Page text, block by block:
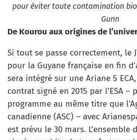
pour éviter toute contamination
Gunn
De Kourou aux origines de
Si tout se passe correctement, le
pour la Guyane française en fin
sera intégré sur une Ariane 5
contrat signé en 2015 par l’ESA –
programme au même titre que
canadienne (ASC) – avec
est prévu le 30 mars. L’ensemble